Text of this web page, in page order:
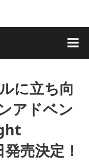
に立ち向
アドベン
売決定！